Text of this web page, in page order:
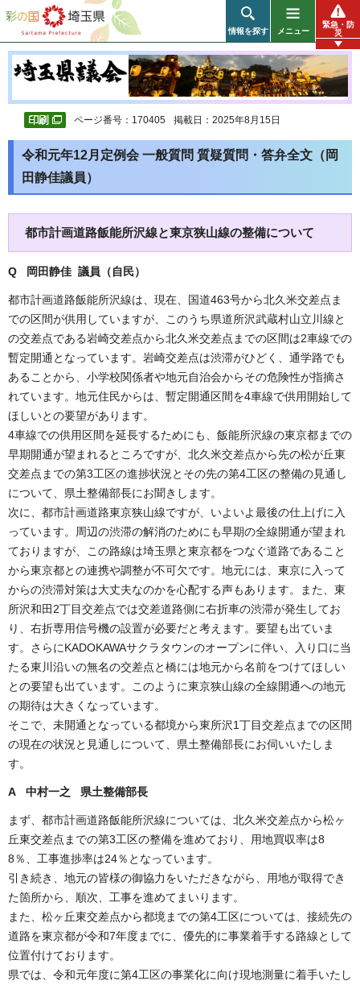
彩の国 埼玉県
情報を探す メニュー
緊急・防
災
ページ番号：170405 掲載日：2025年8月15日
令和元年12月定例会 一般質問 質疑質問・答弁全文（岡
田静佳議員）
都市計画道路飯能所沢線と東京狭山線の整備について
Q 岡田静佳 議員（自民）
都市計画道路飯能所沢線は、現在、国道463号から北久米交差点ま
での区間が供用していますが、このうち県道所沢武蔵村山立川線と
の交差点である岩崎交差点から北久米交差点までの区間は2車線での
暫定開通となっています。岩崎交差点は渋滞がひどく、通学路でも
あることから、小学校関係者や地元自治会からその危険性が指摘さ
れています。地元住民からは、暫定開通区間を4車線で供用開始して
ほしいとの要望があります。
4車線での供用区間を延長するためにも、飯能所沢線の東京都までの
早期開通が望まれるところですが、北久米交差点から先の松が丘東
交差点までの第3工区の進捗状況とその先の第4工区の整備の見通し
について、県土整備部長にお聞きします。
次に、都市計画道路東京狭山線ですが、いよいよ最後の仕上げに入
っています。周辺の渋滞の解消のためにも早期の全線開通が望まれ
ておりますが、この路線は埼玉県と東京都をつなぐ道路であること
から東京都との連携や調整が不可欠です。地元には、東京に入って
からの渋滞対策は大丈夫なのかを心配する声もあります。また、東
所沢和田2丁目交差点では交差道路側に右折車の渋滞が発生してお
り、右折専用信号機の設置が必要だと考えます。要望も出ていま
す。さらにKADOKAWAサクラタウンのオープンに伴い、入り口に当
たる東川沿いの無名の交差点と橋には地元から名前をつけてほしい
との要望も出ています。このように東京狭山線の全線開通への地元
の期待は大きくなっています。
そこで、未開通となっている都境から東所沢1丁目交差点までの区間
の現在の状況と見通しについて、県土整備部長にお伺いいたしま
す。
A 中村一之 県土整備部長
まず、都市計画道路飯能所沢線については、北久米交差点から松ヶ
丘東交差点までの第3工区の整備を進めており、用地買収率は8
8％、工事進捗率は24％となっています。
引き続き、地元の皆様の御協力をいただきながら、用地が取得でき
た箇所から、順次、工事を進めてまいります。
また、松ヶ丘東交差点から都境までの第4工区については、接続先の
道路を東京都が令和7年度までに、優先的に事業着手する路線として
位置付けております。
県では、令和元年度に第4工区の事業化に向け現地測量に着手いたし